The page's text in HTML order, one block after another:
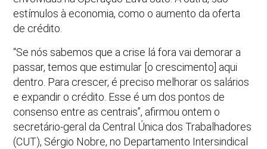
estímulos à economia, como o aumento da oferta
de crédito.
“Se nós sabemos que a crise lá fora vai demorar a
passar, temos que estimular [o crescimento] aqui
dentro. Para crescer, é preciso melhorar os salários
e expandir o crédito. Esse é um dos pontos de
consenso entre as centrais”, afirmou ontem o
secretário-geral da Central Única dos Trabalhadores
(CUT), Sérgio Nobre, no Departamento Intersindical